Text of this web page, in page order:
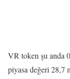
VR token şu anda
piyasa değeri 28,7